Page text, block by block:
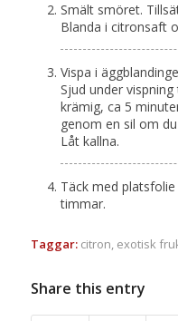
Smält smöret.
Blanda i citronsaft
Vispa i
Sjud under
krämig, ca 5
genom en sil om
Låt kallna.
Täck med
timmar.
Taggar: citron, exotisk
Share this entry